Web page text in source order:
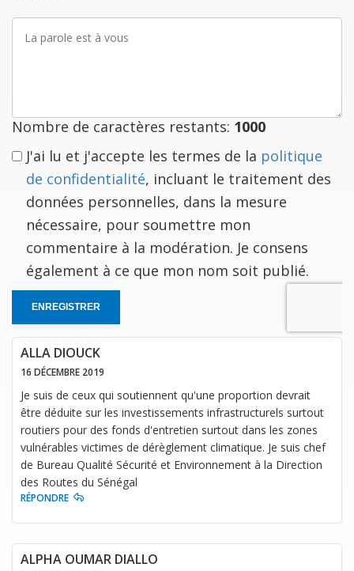
parole
Nombre de caractères restants: 1000
J'ai lu et j'accepte les termes de la politique
de confidentialité, incluant le traitement des
données personnelles, dans la mesure
nécessaire, pour soumettre mon
commentaire à la modération. Je consens
également à ce que mon nom soit publié.
ENREGISTRER
ALLA DIOUCK
16 DÉCEMBRE 2019
Je suis de ceux qui soutiennent qu'une proportion devrait
être déduite sur les investissements infrastructurels surtout
routiers pour des fonds d'entretien surtout dans les zones
vulnérables victimes de dérèglement climatique. Je suis chef
de Bureau Qualité Sécurité et Environnement à la Direction
des Routes du Sénégal
RÉPONDRE
ALPHA OUMAR DIALLO